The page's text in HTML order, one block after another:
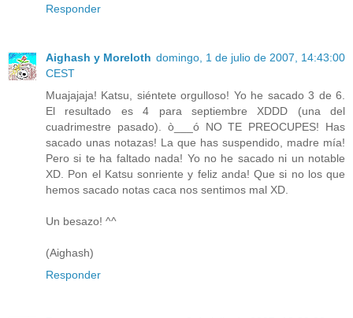
Responder
Aighash y Moreloth domingo, 1 de julio de 2007, 14:43:00
CEST
Muajajaja! Katsu, siéntete orgulloso! Yo he sacado 3 de 6.
El resultado es 4 para septiembre XDDD (una del
cuadrimestre pasado). ò___ó NO TE PREOCUPES! Has
sacado unas notazas! La que has suspendido, madre mía!
Pero si te ha faltado nada! Yo no he sacado ni un notable
XD. Pon el Katsu sonriente y feliz anda! Que si no los que
hemos sacado notas caca nos sentimos mal XD.
Un besazo! ^^
(Aighash)
Responder